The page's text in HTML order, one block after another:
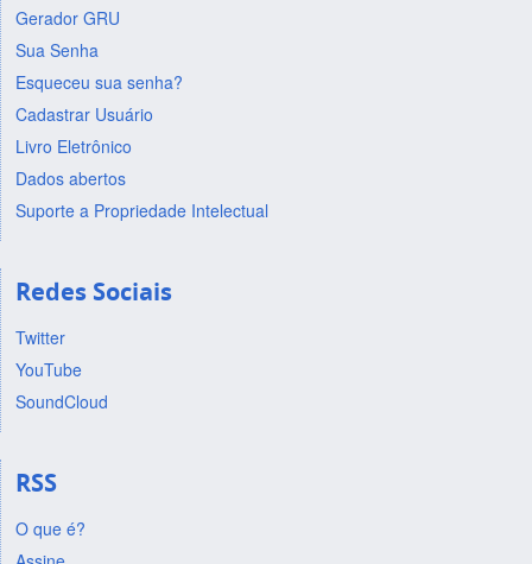
Gerador GRU
Sua Senha
Esqueceu sua senha?
Cadastrar Usuário
Livro Eletrônico
Dados abertos
Suporte a Propriedade Intelectual
Redes Sociais
Twitter
YouTube
SoundCloud
RSS
O que é?